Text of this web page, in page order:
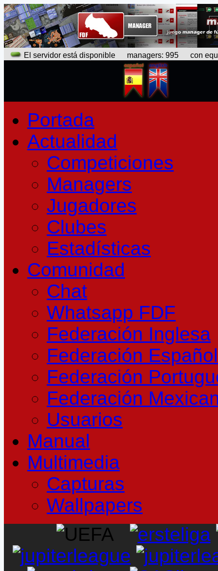
El servidor está disponible managers: 995 con
Portada
Actualidad
Competiciones
Managers
Jugadores
Clubes
Estadísticas
Comunidad
Chat
Whatsapp FDF
Federación Inglesa
Federación
Federación
Federación
Usuarios
Manual
Multimedia
Capturas
Wallpapers